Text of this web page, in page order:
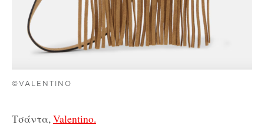
©VALENTINO
Τσάντα,Valentino.